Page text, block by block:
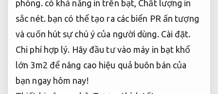
phòng. có khả năng in trên bạt, Chất lượng in
sắc nét. bạn có thể tạo ra các biển PR ấn tượng
và cuốn hút sự chú ý của người dùng. Cài đặt.
Chi phí hợp lý. Hãy đầu tư vào máy in bạt khổ
lớn 3m2 để nâng cao hiệu quả buôn bán của
bạn ngay hôm nay!